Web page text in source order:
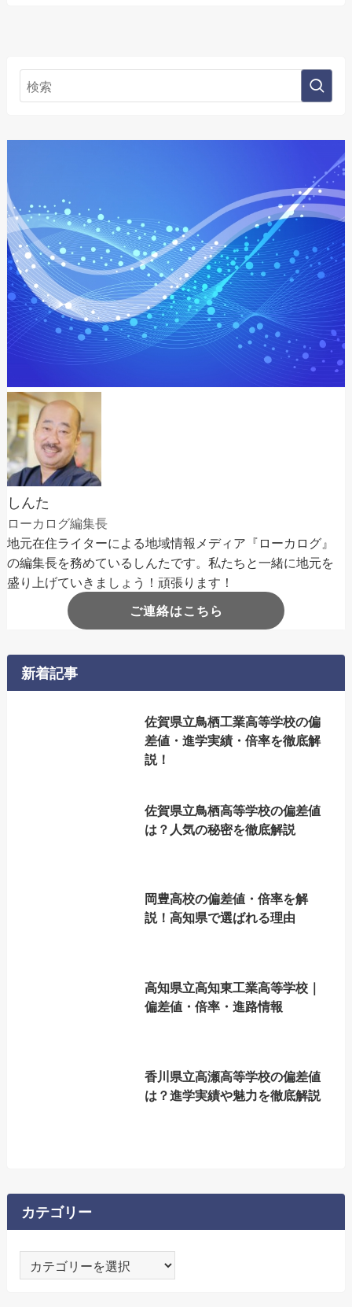
しんた
ローカログ編集長
地元在住ライターによる地域情報メディア『ローカログ』
の編集長を務めているしんたです。私たちと一緒に地元を
盛り上げていきましょう！頑張ります！
ご連絡はこちら
新着記事
佐賀県立鳥栖工業高等学校の偏
差値・進学実績・倍率を徹底解
説！
佐賀県立鳥栖高等学校の偏差値
は？人気の秘密を徹底解説
岡豊高校の偏差値・倍率を解
説！高知県で選ばれる理由
高知県立高知東工業高等学校｜
偏差値・倍率・進路情報
香川県立高瀬高等学校の偏差値
は？進学実績や魅力を徹底解説
カテゴリー
テ